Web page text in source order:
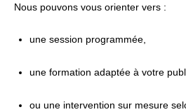
Nous pouvons vous orienter vers :
une session programmée,
une formation adaptée à votre
ou une intervention sur mesure